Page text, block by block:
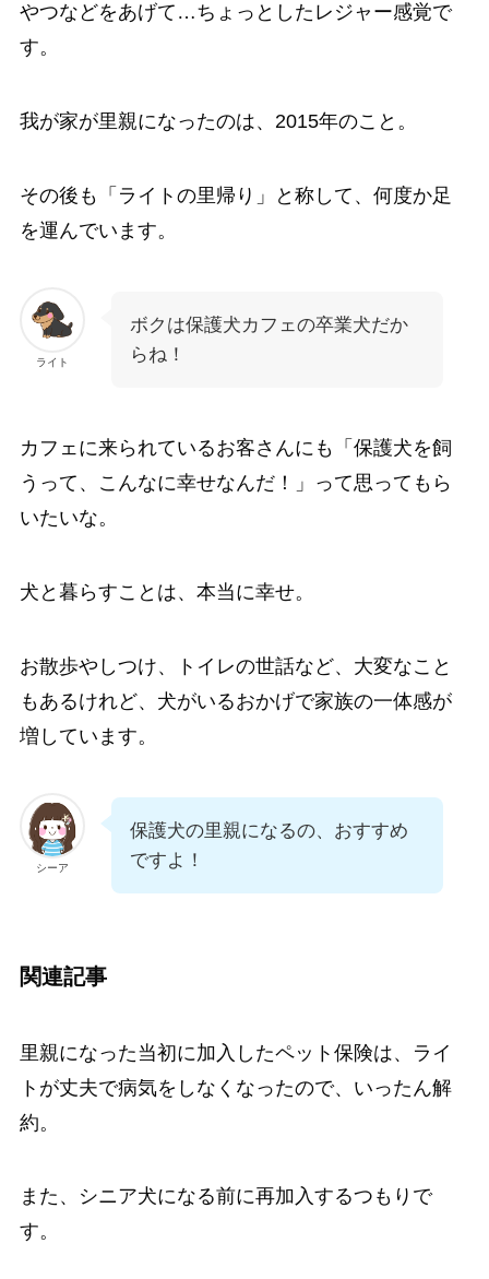
やつなどをあげて…ちょっとしたレジャー感覚で
す。
我が家が里親になったのは、2015年のこと。
その後も「ライトの里帰り」と称して、何度か足
を運んでいます。
ライト
ボクは保護犬カフェの卒業犬だか
らね！
カフェに来られているお客さんにも「保護犬を飼
うって、こんなに幸せなんだ！」って思ってもら
いたいな。
犬と暮らすことは、本当に幸せ。
お散歩やしつけ、トイレの世話など、大変なこと
もあるけれど、犬がいるおかげで家族の一体感が
増しています。
シーア
保護犬の里親になるの、おすすめ
ですよ！
関連記事
里親になった当初に加入したペット保険は、ライ
トが丈夫で病気をしなくなったので、いったん解
約。
また、シニア犬になる前に再加入するつもりで
す。